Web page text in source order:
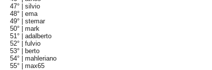
47° |silvio
48° |ema
49° |stemar
50° |mark
51° |adalberto
52° |fulvio
53° |
berto
54° |mahleriano
55° |max65